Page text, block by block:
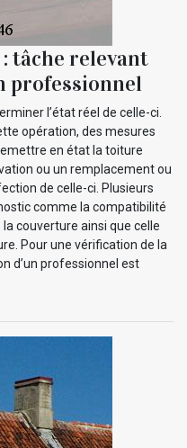
tâche relevant
professionnel
l’état réel de celle-ci.
opération, des mesures
en état la toiture
ou un remplacement ou
de celle-ci. Plusieurs
comme la compatibilité
couverture ainsi que celle
Pour une vérification de la
d’un professionnel est